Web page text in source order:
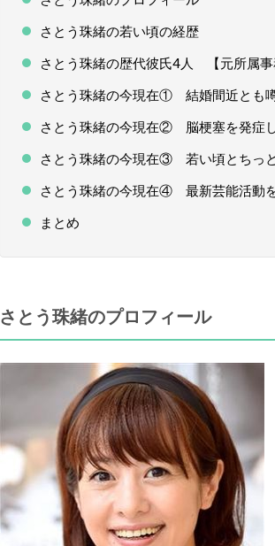
さとう珠緒の若い頃の経歴
さとう珠緒の歴代彼氏4人 【元所属事
さとう珠緒の今現在① 結婚間近とも
さとう珠緒の今現在② 脳梗塞を発症
さとう珠緒の今現在③ 若い頃とちっ
さとう珠緒の今現在④ 最新芸能活動
まとめ
さとう珠緒のプロフィール